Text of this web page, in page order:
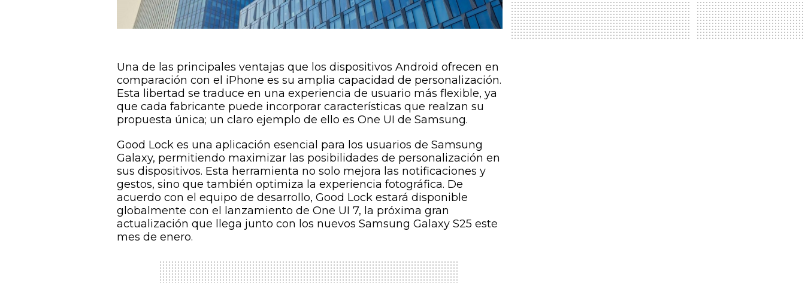
Una de las principales ventajas que los dispositivos Android ofrecen en
comparación con el iPhone es su amplia capacidad de personalización.
Esta libertad se traduce en una experiencia de usuario más flexible, ya
que cada fabricante puede incorporar características que realzan su
propuesta única; un claro ejemplo de ello es One UI de Samsung.
Good Lock es una aplicación esencial para los usuarios de Samsung
Galaxy, permitiendo maximizar las posibilidades de personalización en
sus dispositivos. Esta herramienta no solo mejora las notificaciones y
gestos, sino que también optimiza la experiencia fotográfica. De
acuerdo con el equipo de desarrollo, Good Lock estará disponible
globalmente con el lanzamiento de One UI 7, la próxima gran
actualización que llega junto con los nuevos Samsung Galaxy S25 este
mes de enero.